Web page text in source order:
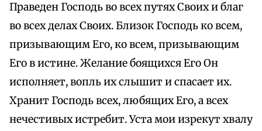
Праведен Господь во всех путях Своих и благ
во всех делах Своих. Близок Господь ко всем,
призывающим Его, ко всем, призывающим
Его в истине. Желание боящихся Его Он
исполняет, вопль их слышит и спасает их.
Хранит Господь всех, любящих Его, а всех
нечестивых истребит. Уста мои изрекут хвалу